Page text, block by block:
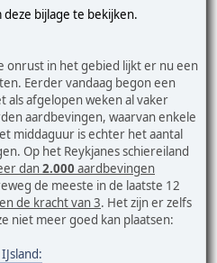
bijlage te bekijken.
onrust in het gebied lijkt er nu een
Eerder vandaag begon een
als afgelopen weken al vaker
aardbevingen, waarvan enkele
middaguur is echter het aantal
Op het Reykjanes schiereiland
dan2.000 aardbevingen
de meeste in de laatste 12
de kracht van 3. Het zijn er zelfs
niet meer goed kan plaatsen: